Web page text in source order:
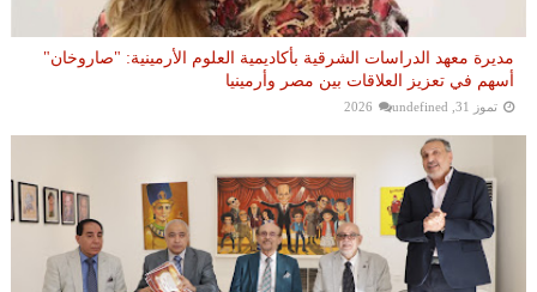
مديرة معهد الدراسات الشرقية بأكاديمية العلوم الأرمينية: "صاروخان"
أسهم في تعزيز العلاقات بين مصر وأرمينيا
تموز 31, 2026 undefined